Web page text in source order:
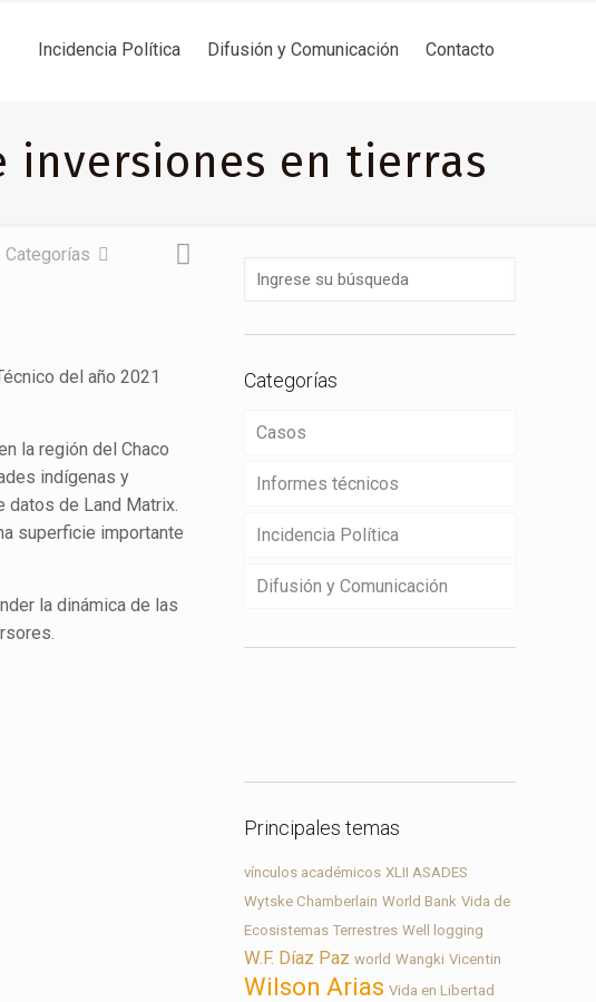
Incidencia Política Difusión y Comunicación Contacto
inversiones en tierras
Categorías
del año 2021
la región del Chaco
indígenas y
datos de Land Matrix.
superficie importante
la dinámica de las
Categorías
Casos
Informes técnicos
Incidencia Política
Difusión y Comunicación
Principales temas
vínculos académicos XLII ASADES
Wytske Chamberlain World Bank Vida de
Ecosistemas Terrestres Well logging
W.F. Díaz Paz world Wangki Vicentin
Wilson Arias Vida en Libertad